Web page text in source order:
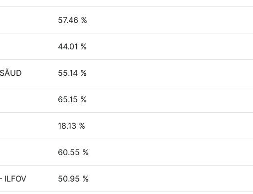
57.46 %
44.01 %
55.14 %
65.15 %
18.13 %
60.55 %
ILFOV 50.95 %